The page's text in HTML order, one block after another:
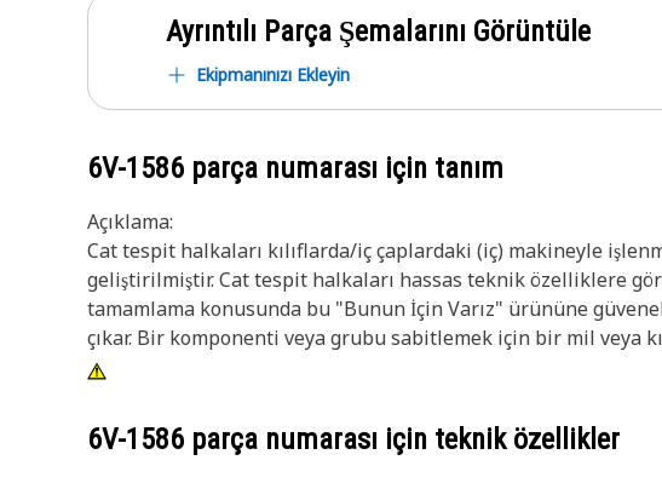
Ayrıntılı Parça Şemalarını Görüntüle
Ekipmanınızı Ekleyin
6V-1586 parça numarası için tanım
Açıklama:
Cat tespit halkaları kılıflarda/iç çaplardaki (iç) makineyle
geliştirilmiştir. Cat tespit halkaları hassas teknik özelliklere
tamamlama konusunda bu "Bunun İçin Varız" ürününe
çıkar. Bir komponenti veya grubu sabitlemek için bir mil veya
6V-1586 parça numarası için teknik özellikler